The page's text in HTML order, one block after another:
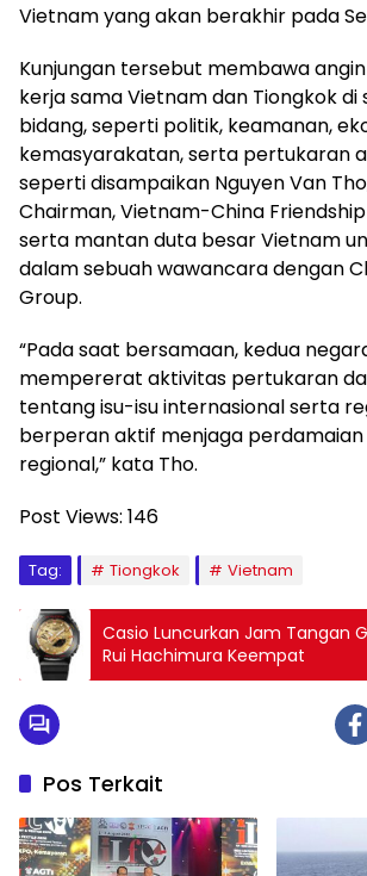
Vietnam yang akan berakhir pada
Kunjungan tersebut membawa
kerja sama Vietnam dan Tiongkok di
bidang, seperti politik, keamanan,
kemasyarakatan, serta pertukaran
seperti disampaikan Nguyen Van
Chairman, Vietnam-China
serta mantan duta besar Vietnam
dalam sebuah wawancara dengan
Group.
“Pada saat bersamaan, kedua
mempererat aktivitas pertukaran
tentang isu-isu internasional serta
berperan aktif menjaga
regional,” kata Tho.
Post Views: 146
Tag: Tiongkok Vietnam
Casio Luncurkan Jam Tangan
Rui Hachimura Keempat
Pos Terkait